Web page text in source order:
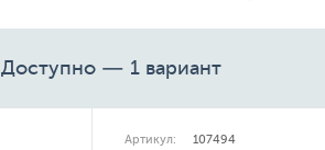
Доступно — 1 вариант
Артикул: 107494